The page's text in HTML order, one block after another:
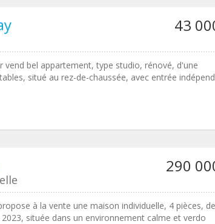
43
vend bel appartement, type studio, rénové, d'une
situé au rez-de-chaussée, avec entrée
290
à la vente une maison individuelle, 4 pièces, de
située dans un environnement calme et verdo